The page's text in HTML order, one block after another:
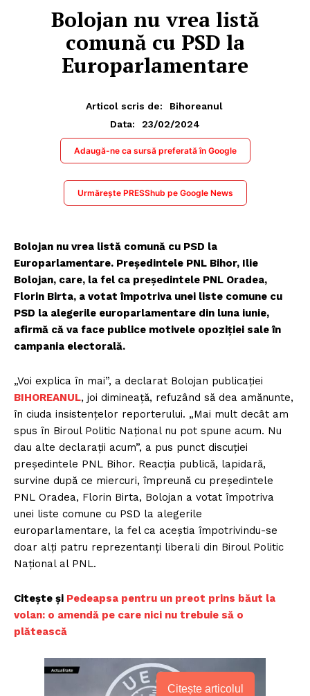
Bolojan nu vrea listă
comună cu PSD la
Europarlamentare
Articol scris de:
Bihoreanul
Data:
23/02/2024
Adaugă-ne ca sursă preferată în Google
Urmărește PRESShub pe Google News
Bolojan nu vrea listă comună cu PSD la
Europarlamentare. Președintele PNL Bihor, Ilie
Bolojan, care, la fel ca președintele PNL Oradea,
Florin Birta, a votat împotriva unei liste comune cu
PSD la alegerile europarlamentare din luna iunie,
afirmă că va face publice motivele opoziției sale în
campania electorală.
„Voi explica în mai”, a declarat Bolojan publicației
BIHOREANUL, joi dimineață, refuzând să dea amănunte,
în ciuda insistențelor reporterului. „Mai mult decât am
spus în Biroul Politic Național nu pot spune acum. Nu
dau alte declarații acum”, a pus punct discuției
președintele PNL Bihor. Reacția publică, lapidară,
survine după ce miercuri, împreună cu președintele
PNL Oradea, Florin Birta, Bolojan a votat împotriva
unei liste comune cu PSD la alegerile
europarlamentare, la fel ca aceștia împotrivindu-se
doar alți patru reprezentanți liberali din Biroul Politic
Național al PNL.
Citește și Pedeapsa pentru un preot prins băut la
volan: o amendă pe care nici nu trebuie să o
plătească
Citește articolul